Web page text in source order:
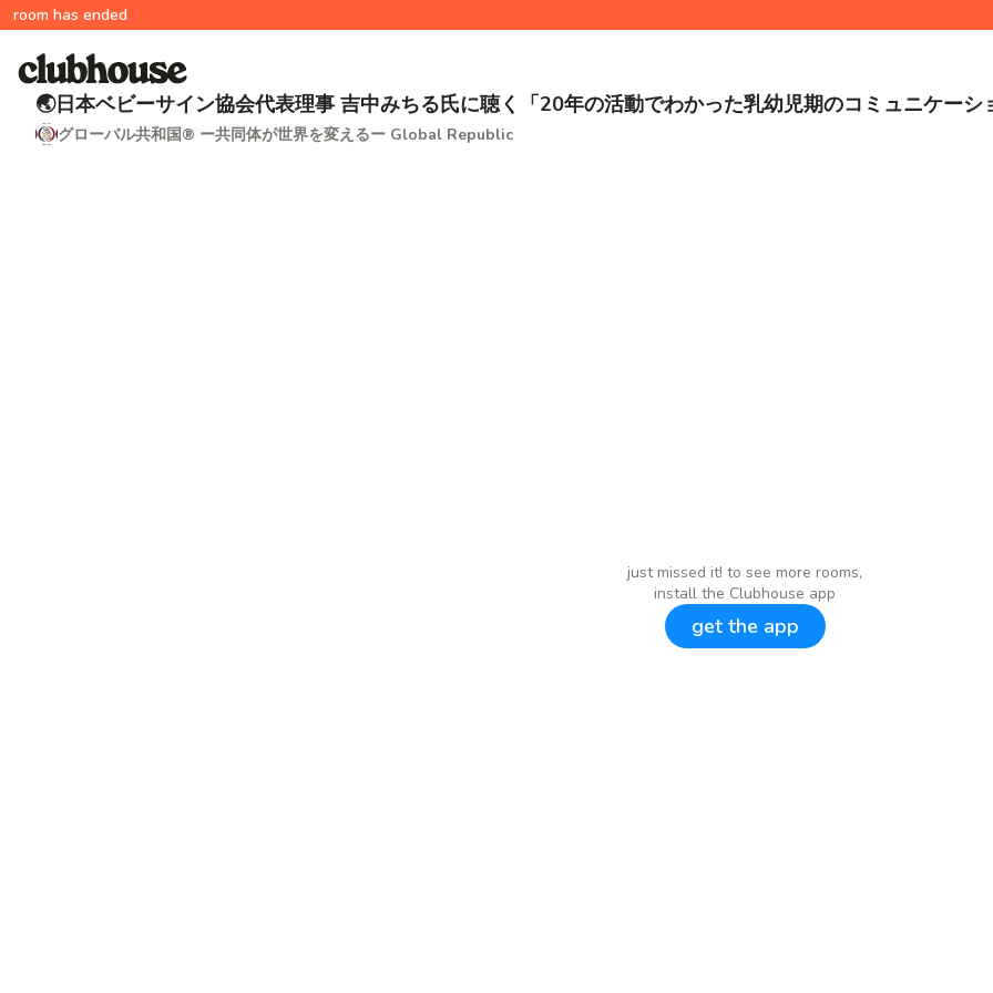
room has ended
🌏日本ベビーサイン協会代表理事 吉中みちる氏に聴く「20年の活動でわかった乳幼児期のコミュニケーシ
グローバル共和国®︎ ー共同体が世界を変えるー Global Republic
just missed it! to see more rooms,
install the Clubhouse app
get the app